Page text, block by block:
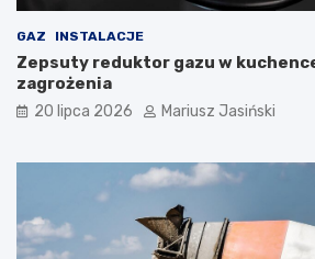
GAZ INSTALACJE
Zepsuty reduktor gazu w
zagrożenia
20 lipca 2026 Mariusz Jasiński